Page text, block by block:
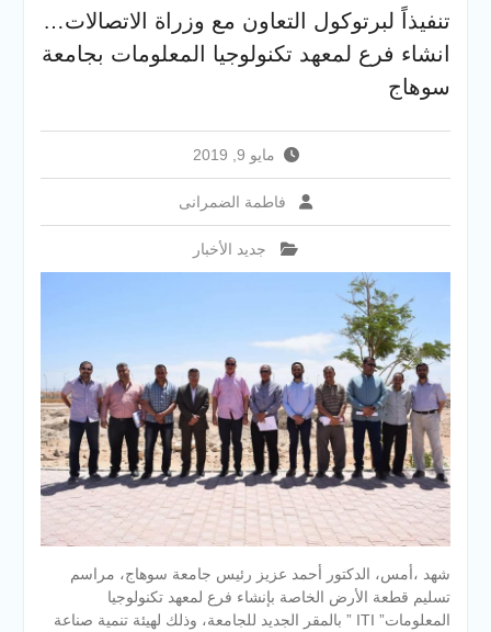
والخدمية بجامعة سوهاج
الجديدة
جامعة سوهاج تفتح أبوابها
الإلكتروني للقبول بالجامعات
تنفيذاً لبرتوكول التعاون مع وزراة الاتصالات…
انشاء فرع لمعهد تكنولوجيا المعلومات بجامعة
سوهاج
مايو 9, 2019
فاطمة الضمرانى
جديد الأخبار
شهد ،أمس، الدكتور أحمد عزيز رئيس جامعة سوهاج، مراسم
تسليم قطعة الأرض الخاصة بإنشاء فرع لمعهد تكنولوجيا
المعلومات” ITI ” بالمقر الجديد للجامعة، وذلك لهيئة تنمية صناعة